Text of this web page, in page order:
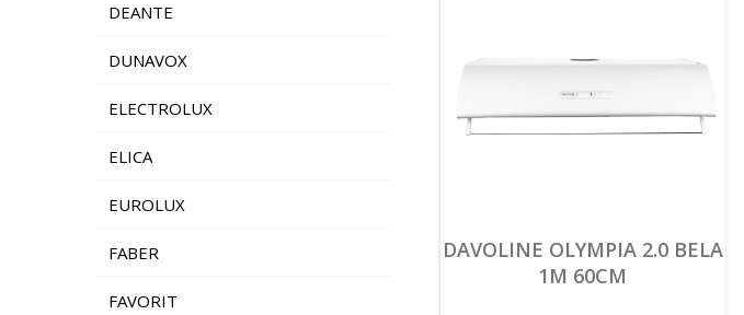
DEANTE
DUNAVOX
ELECTROLUX
ELICA
EUROLUX
FABER
FAVORIT
DAVOLINE OLYMPIA 2.0 BELA
1M 60CM